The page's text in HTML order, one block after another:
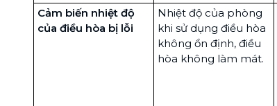
Cảm biến nhiệt độ
của điều hòa bị lỗi
Nhiệt độ của phòng
khi sử dụng điều hòa
không ổn định, điều
hòa không làm mát.